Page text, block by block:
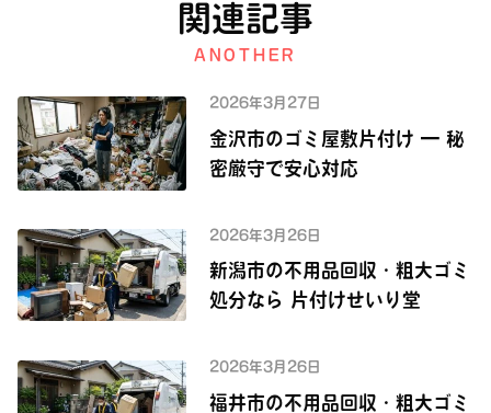
関連記事
ANOTHER
2026年3月27日
金沢市のゴミ屋敷片付け — 秘
密厳守で安心対応
2026年3月26日
新潟市の不用品回収・粗大ゴミ
処分なら 片付けせいり堂
2026年3月26日
福井市の不用品回収・粗大ゴミ